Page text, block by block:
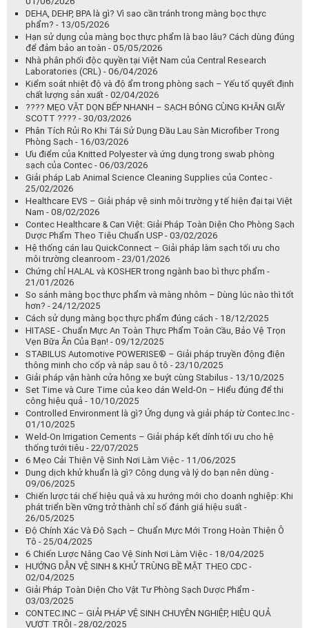
???? MẸO VẶT DỌN BẾP NHANH – SẠCH BÓNG CÙNG KHĂN GIẤY
SCOTT ???? - 30/03/2026
Phân Tích Rủi Ro Khi Tái Sử Dụng Đầu Lau Sàn Microfiber Trong
Phòng Sạch - 16/03/2026
Ưu điểm của Knitted Polyester và ứng dụng trong swab phòng
sạch của Contec - 06/03/2026
Giải pháp Lab Animal Science Cleaning Supplies của Contec -
25/02/2026
Healthcare EVS – Giải pháp vệ sinh môi trường y tế hiện đại tại Việt
Nam - 08/02/2026
Contec Healthcare & Can Việt: Giải Pháp Toàn Diện Cho Phòng Sạch
Dược Phẩm Theo Tiêu Chuẩn USP - 03/02/2026
Hệ thống cán lau QuickConnect – Giải pháp làm sạch tối ưu cho
môi trường cleanroom - 23/01/2026
Chứng chỉ HALAL và KOSHER trong ngành bao bì thực phẩm -
21/01/2026
So sánh màng bọc thực phẩm và màng nhôm – Dùng lúc nào thì tốt
hơn? - 24/12/2025
Cách sử dụng màng bọc thực phẩm đúng cách - 18/12/2025
HITASE - Chuẩn Mực An Toàn Thực Phẩm Toàn Cầu, Bảo Vệ Trọn
Vẹn Bữa Ăn Của Bạn! - 09/12/2025
STABILUS Automotive POWERISE® – Giải pháp truyền động điện
thông minh cho cốp và nắp sau ô tô - 23/10/2025
Giải pháp vận hành cửa hông xe buýt cùng Stabilus - 13/10/2025
Set Time và Cure Time của keo dán Weld-On – Hiểu đúng để thi
công hiệu quả - 10/10/2025
Controlled Environment là gì? Ứng dụng và giải pháp từ Contec.Inc -
01/10/2025
Weld-On Irrigation Cements – Giải pháp kết dính tối ưu cho hệ
thống tưới tiêu - 22/07/2025
6 Mẹo Cải Thiện Vệ Sinh Nơi Làm Việc - 11/06/2025
Dung dịch khử khuẩn là gì? Công dụng và lý do bạn nên dùng -
09/06/2025
Chiến lược tái chế hiệu quả và xu hướng mới cho doanh nghiệp: Khi
phát triển bền vững trở thành chỉ số đánh giá hiệu suất -
26/05/2025
Độ Chính Xác Và Độ Sạch – Chuẩn Mực Mới Trong Hoàn Thiện Ô
Tô - 25/04/2025
6 Chiến Lược Nâng Cao Vệ Sinh Nơi Làm Việc - 18/04/2025
HƯỚNG DẪN VỆ SINH & KHỬ TRÙNG BỀ MẶT THEO CDC -
02/04/2025
Giải Pháp Toàn Diện Cho Vật Tư Phòng Sạch Dược Phẩm -
03/03/2025
CONTEC.INC – GIẢI PHÁP VỆ SINH CHUYÊN NGHIỆP, HIỆU QUẢ
VƯỢT TRỘI - 28/02/2025
Hướng Dẫn Bảo Trì, Bảo Dưỡng Hệ Thống Sprinkler Hiệu Quả -
24/10/2024
Electric Automation Grippers là gì? - 21/10/2024
Precision Link Conveyors: Giải Pháp Tối Ưu Cho Tự Động Hóa Chính
Xác - 18/10/2024
Kẹp Gạt Tay (Manual Toggle Clamps) - Định nghĩa, Đặc điểm và
Ứng dụng - 03/10/2024
Đường ống gang: đặc điểm,ưu điểm và ứng dụng. - 02/10/2024